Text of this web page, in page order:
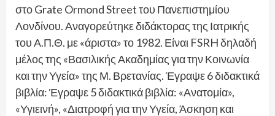
στο Grate Ormond Street του Πανεπιστημίου
Λονδίνου. Αναγορεύτηκε διδάκτορας της Ιατρικής
του Α.Π.Θ. με «άριστα» το 1982. Είναι FSRH δηλαδή
μέλος της «Βασιλικής Ακαδημίας για την Κοινωνία
και την Υγεία» της Μ. Βρετανίας. Έγραψε 6 διδακτικά
βιβλία: Έγραψε 5 διδακτικά βιβλία: «Ανατομία»,
«Υγιεινή», «Διατροφή για την Υγεία, Άσκηση και